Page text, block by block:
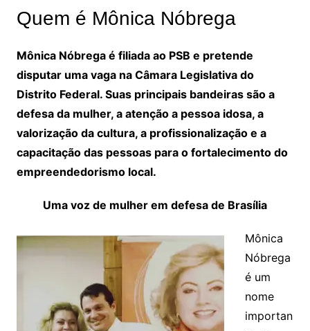
Quem é Mônica Nóbrega
Mônica Nóbrega é filiada ao PSB e pretende
disputar uma vaga na Câmara Legislativa do
Distrito Federal. Suas principais bandeiras são a
defesa da mulher, a atenção a pessoa idosa, a
valorização da cultura, a profissionalização e a
capacitação das pessoas para o fortalecimento do
empreendedorismo local.
Uma voz de mulher em defesa de Brasília
Mônica
Nóbrega
é um
nome
importan